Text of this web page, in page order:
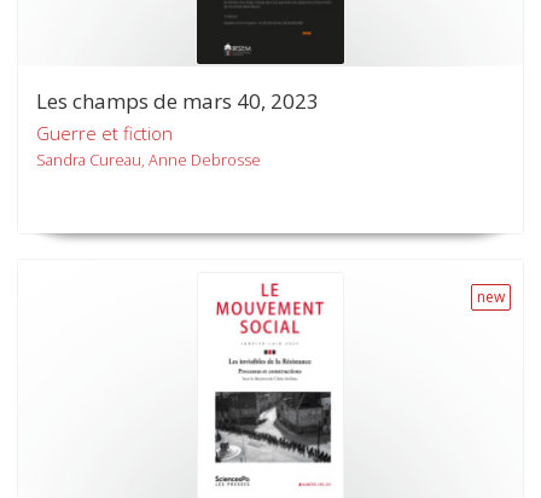
Les champs de mars 40, 2023
Guerre et fiction
Sandra Cureau, Anne Debrosse
new